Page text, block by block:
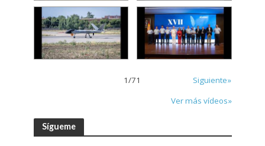
1/71
Siguiente»
Ver más vídeos»
Sígueme